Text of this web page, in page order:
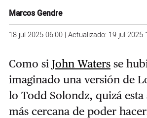
Marcos Gendre
18 jul 2025 06:00 | Actualizado: 19 jul 2025
Como si John Watersse
imaginado una versión de
lo Todd Solondz, quizá esta
más cercana de poder